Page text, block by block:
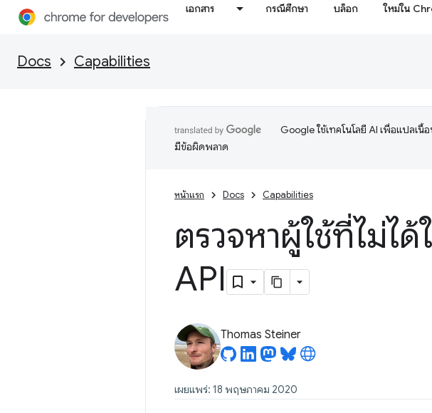
เอกสาร กรณีศึกษา บล็อก ใหม่ใน
Docs Capabilities
Google ใช้เทคโนโลยี AI เพื่อแปลเนื้
มีข้อผิดพลาด
หน้าแรก Docs Capabilities
ตรวจหาผู้ใช้ที่ไม่ไ
API
Thomas Steiner
เผยแพร่: 18 พฤษภาคม 2020